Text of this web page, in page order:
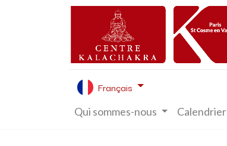
Français
Qui sommes-nous Calendrier